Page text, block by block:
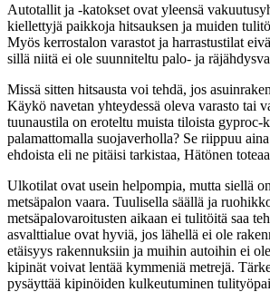
Autotallit ja -katokset ovat yleensä
kiellettyjä paikkoja hitsauksen ja muiden
Myös kerrostalon varastot ja harrastustilat
sillä niitä ei ole suunniteltu palo- ja
Missä sitten hitsausta voi tehdä, jos
Käykö navetan yhteydessä oleva varasto tai
tuunaustila on eroteltu muista tiloista gyproc-
palamattomalla suojaverholla? Se riippuu
ehdoista eli ne pitäisi tarkistaa, Hätönen
Ulkotilat ovat usein helpompia, mutta siellä
metsäpalon vaara. Tuulisella säällä ja
metsäpalovaroitusten aikaan ei tulitöitä saa
asvalttialue ovat hyviä, jos lähellä ei ole
etäisyys rakennuksiin ja muihin autoihin ei
kipinät voivat lentää kymmeniä metrejä.
pysäyttää kipinöiden kulkeutuminen